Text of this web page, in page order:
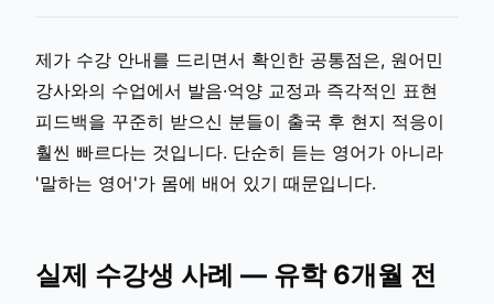
제가 수강 안내를 드리면서 확인한 공통점은, 원어민
강사와의 수업에서 발음·억양 교정과 즉각적인 표현
피드백을 꾸준히 받으신 분들이 출국 후 현지 적응이
훨씬 빠르다는 것입니다. 단순히 듣는 영어가 아니라
'말하는 영어'가 몸에 배어 있기 때문입니다.
실제 수강생 사례 — 유학 6개월 전